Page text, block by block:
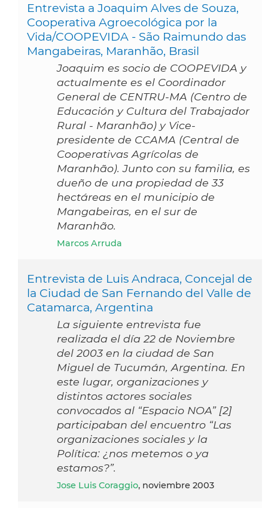
Entrevista a Joaquim Alves de Souza,
Cooperativa Agroecológica por la
Vida/COOPEVIDA - São Raimundo das
Mangabeiras, Maranhão, Brasil
Joaquim es socio de COOPEVIDA y
actualmente es el Coordinador
General de CENTRU-MA (Centro de
Educación y Cultura del Trabajador
Rural - Maranhão) y Vice-
presidente de CCAMA (Central de
Cooperativas Agrícolas de
Maranhão). Junto con su familia, es
dueño de una propiedad de 33
hectáreas en el municipio de
Mangabeiras, en el sur de
Maranhão.
Marcos Arruda
Entrevista de Luis Andraca, Concejal de
la Ciudad de San Fernando del Valle de
Catamarca, Argentina
La siguiente entrevista fue
realizada el día 22 de Noviembre
del 2003 en la ciudad de San
Miguel de Tucumán, Argentina. En
este lugar, organizaciones y
distintos actores sociales
convocados al “Espacio NOA” [2]
participaban del encuentro “Las
organizaciones sociales y la
Política: ¿nos metemos o ya
estamos?”.
Jose Luis Coraggio, noviembre 2003